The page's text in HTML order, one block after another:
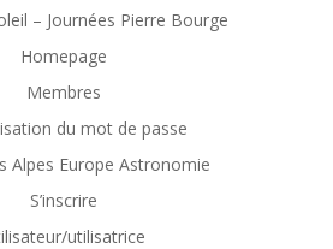
– Journées Pierre Bourge
Homepage
Membres
du mot de passe
Alpes Europe Astronomie
S’inscrire
utilisatrice